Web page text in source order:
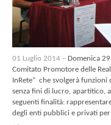
01 Luglio 2014 – Domenica
Comitato Promotore delle
InRete” che svolgerà
senza fini di lucro, apartitico,
seguenti finalità:
degli enti pubblici e privati